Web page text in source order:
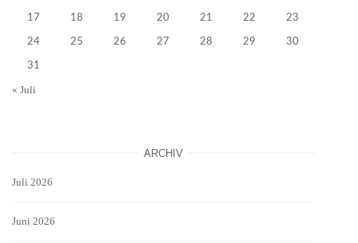
17 18 19 20 21 22 23
24 25 26 27 28 29 30
31
« Juli
ARCHIV
Juli 2026
Juni 2026